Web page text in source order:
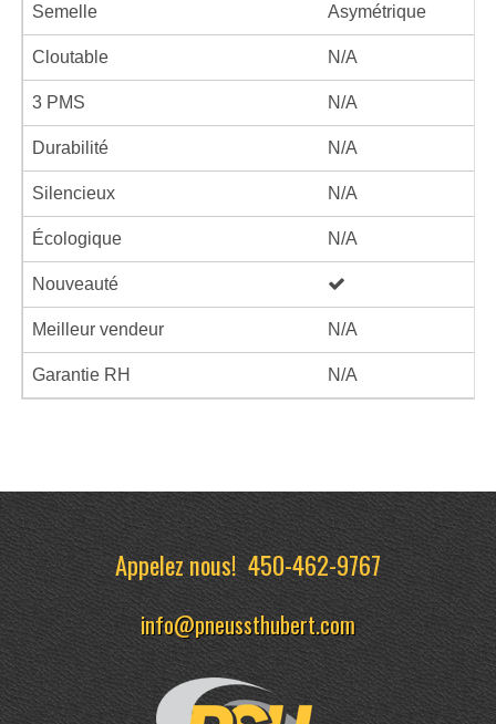
Semelle Asymétrique
Cloutable N/A
3 PMS N/A
Durabilité N/A
Silencieux N/A
Écologique N/A
Nouveauté
Meilleur vendeur N/A
Garantie RH N/A
Appelez nous!450-462-9767
info@pneussthubert.com